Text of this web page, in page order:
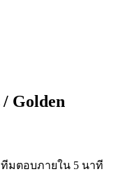
Golden
มตอบภายใน 5 นาที